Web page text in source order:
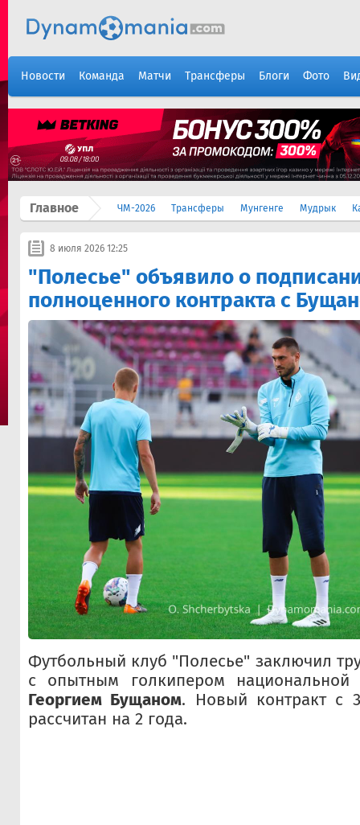
Новости Команда Матчи Трансферы Блоги Фото
Главное ЧМ-2026 Трансферы Мунгенге Мудрык
8 июля 2026 12:25
"Полесье" объявило о
полноценного контракта с
Футбольный клуб "Полесье" заключил
с опытным голкипером национальной
Георгием Бущаном. Новый контракт с
рассчитан на 2 года.